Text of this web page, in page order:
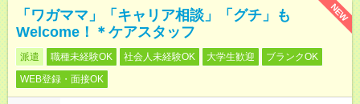
NEW
「ワガママ」「キャリア相談」「グチ」も
Welcome！＊ケアスタッフ
派遣 職種未経験OK 社会人未経験OK 大学生歓迎
ブランクOK
WEB登録・面接OK